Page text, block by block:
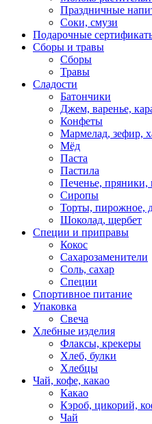
Праздничные
Соки, смузи
Подарочные
Сборы и травы
Сборы
Травы
Сладости
Батончики
Джем, варенье,
Конфеты
Мармелад, зефир,
Мёд
Паста
Пастила
Печенье, пряники,
Сиропы
Торты, пирожное,
Шоколад, щербет
Специи и приправы
Кокос
Сахарозаменители
Соль, сахар
Специи
Спортивное питание
Упаковка
Свеча
Хлебные изделия
Флаксы, крекеры
Хлеб, булки
Хлебцы
Чай, кофе, какао
Какао
Кэроб, цикорий,
Чай